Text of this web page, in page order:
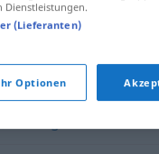
bedürfen
Dienstleistungen.
(Lieferanten)
Optionen